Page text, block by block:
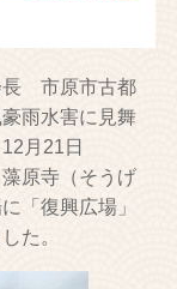
長 市原市古都
雨水害に見舞
月21日
原寺（そうげ
「復興広場」
た。